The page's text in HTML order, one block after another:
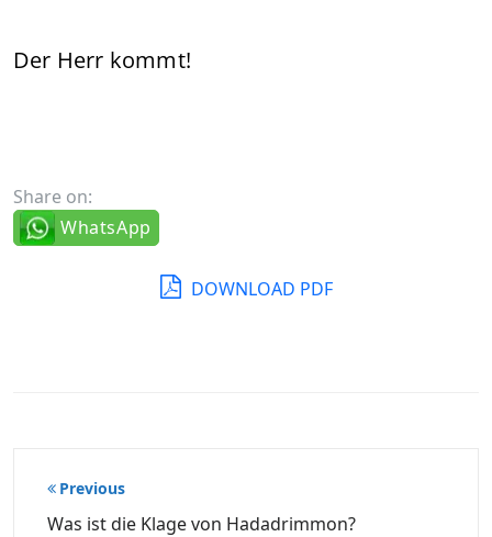
Der Herr kommt!
Share on:
WhatsApp
DOWNLOAD PDF
Beitragsnavigation
Previous
Was ist die Klage von Hadadrimmon?